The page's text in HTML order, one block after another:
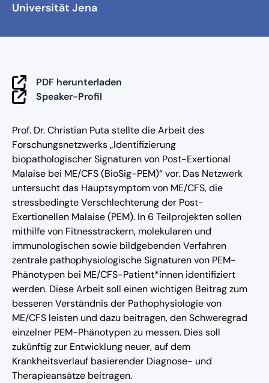
Universität Jena
geladen. Dabei können personenbezogene Daten an
Datenschutzerklärung
PDF herunterladen
Speaker-Profil
Prof. Dr. Christian Puta stellte die Arbeit des
Forschungsnetzwerks „Identifizierung
biopathologischer Signaturen von Post-Exertional
Malaise bei ME/CFS (BioSig-PEM)“ vor. Das Netzwerk
untersucht das Hauptsymptom von ME/CFS, die
stressbedingte Verschlechterung der Post-
Exertionellen Malaise (PEM). In 6 Teilprojekten sollen
mithilfe von Fitnesstrackern, molekularen und
immunologischen sowie bildgebenden Verfahren
zentrale pathophysiologische Signaturen von PEM-
Phänotypen bei ME/CFS-Patient*innen identifiziert
werden. Diese Arbeit soll einen wichtigen Beitrag zum
besseren Verständnis der Pathophysiologie von
ME/CFS leisten und dazu beitragen, den Schweregrad
einzelner PEM-Phänotypen zu messen. Dies soll
zukünftig zur Entwicklung neuer, auf dem
Krankheitsverlauf basierender Diagnose- und
Therapieansätze beitragen.